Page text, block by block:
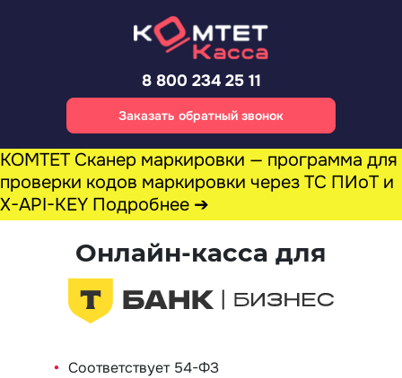
8 800 234 25 11
Заказать обратный звонок
КОМТЕТ Сканер маркировки — программа для
проверки кодов маркировки через ТС ПИоТ и
X-API-KEY Подробнее ➔
Онлайн-касса для
Соответствует 54-ФЗ